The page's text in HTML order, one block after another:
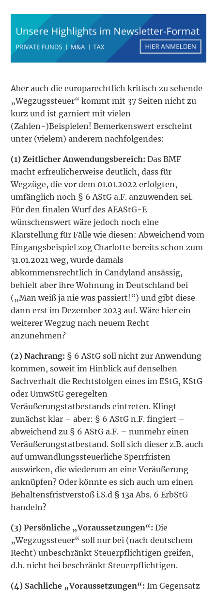
Aber auch die europarechtlich kritisch zu sehende
„Wegzugssteuer“ kommt mit 37 Seiten nicht zu
kurz und ist garniert mit vielen
(Zahlen-)Beispielen! Bemerkenswert erscheint
unter (vielem) anderem nachfolgendes:
(1) Zeitlicher Anwendungsbereich: Das BMF
macht erfreulicherweise deutlich, dass für
Wegzüge, die vor dem 01.01.2022 erfolgten,
umfänglich noch § 6 AStG a.F. anzuwenden sei.
Für den finalen Wurf des AEAStG-E
wünschenswert wäre jedoch noch eine
Klarstellung für Fälle wie diesen: Abweichend vom
Eingangsbeispiel zog Charlotte bereits schon zum
31.01.2021 weg, wurde damals
abkommensrechtlich in Candyland ansässig,
behielt aber ihre Wohnung in Deutschland bei
(„Man weiß ja nie was passiert!“) und gibt diese
dann erst im Dezember 2023 auf. Wäre hier ein
weiterer Wegzug nach neuem Recht
anzunehmen?
(2) Nachrang: § 6 AStG soll nicht zur Anwendung
kommen, soweit im Hinblick auf denselben
Sachverhalt die Rechtsfolgen eines im EStG, KStG
oder UmwStG geregelten
Veräußerungstatbestands eintreten. Klingt
zunächst klar – aber: § 6 AStG n.F. fingiert –
abweichend zu § 6 AStG a.F. – nunmehr einen
Veräußerungstatbestand. Soll sich dieser z.B. auch
auf umwandlungssteuerliche Sperrfristen
auswirken, die wiederum an eine Veräußerung
anknüpfen? Oder könnte es sich auch um einen
Behaltensfristverstoß i.S.d § 13a Abs. 6 ErbStG
handeln?
(3) Persönliche „Voraussetzungen“: Die
„Wegzugssteuer“ soll nur bei (nach deutschem
Recht) unbeschränkt Steuerpflichtigen greifen,
d.h. nicht bei beschränkt Steuerpflichtigen.
(4) Sachliche „Voraussetzungen“: Im Gegensatz